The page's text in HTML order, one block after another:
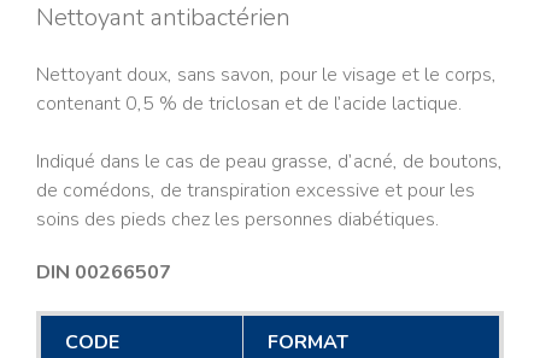
Nettoyant antibactérien
Nettoyant doux, sans savon, pour le visage et le corps,
contenant 0,5 % de triclosan et de l’acide lactique.
Indiqué dans le cas de peau grasse, d’acné, de boutons,
de comédons, de transpiration excessive et pour les
soins des pieds chez les personnes diabétiques.
DIN 00266507
CODE FORMAT